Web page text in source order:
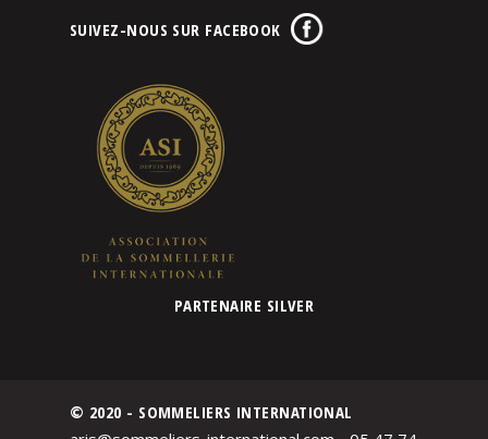
SUIVEZ-NOUS SUR FACEBOOK
PARTENAIRE SILVER
© 2020 - SOMMELIERS INTERNATIONAL